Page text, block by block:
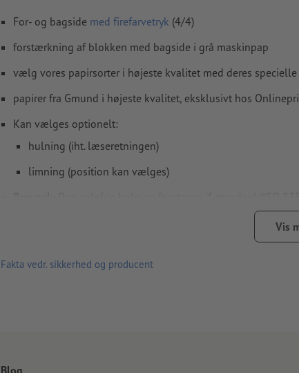
For- og bagside med firefarvetryk (4/4)
forstærkning af blokken med bagside i grå maskinpap
vælg vores papirsorter i højeste kvalitet med deres
papirer fra Gmund i højeste kvalitet, eksklusivt hos
Kan vælges optionelt:
hulning (iht. læseretningen)
limning (position kan vælges)
revnede på grund af halvtonerasteret
Vis
Fakta vedr. sikkerhed og producent
Blog